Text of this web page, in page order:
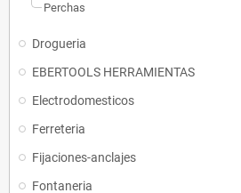
Perchas
Drogueria
EBERTOOLS HERRAMIENTAS
Electrodomesticos
Ferreteria
Fijaciones-anclajes
Fontaneria